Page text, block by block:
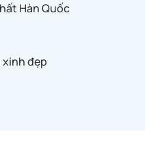
Hàn Quốc
xinh đẹp